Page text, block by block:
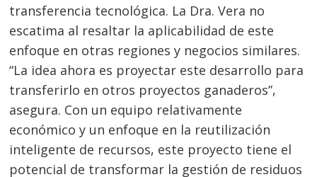
transferencia tecnológica. La Dra. Vera no
escatima al resaltar la aplicabilidad de este
enfoque en otras regiones y negocios similares.
“La idea ahora es proyectar este desarrollo para
transferirlo en otros proyectos ganaderos”,
asegura. Con un equipo relativamente
económico y un enfoque en la reutilización
inteligente de recursos, este proyecto tiene el
potencial de transformar la gestión de residuos